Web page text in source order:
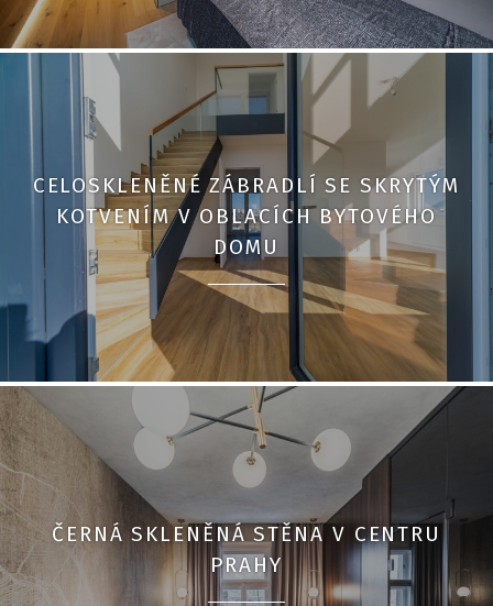
CELOSKLENĚNÉ ZÁBRADLÍ SE SKRYTÝM
KOTVENÍM V OBLACÍCH BYTOVÉHO
DOMU
ČERNÁ SKLENĚNÁ STĚNA V CENTRU
PRAHY